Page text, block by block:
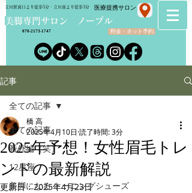
​美脚専門サロン ノーブル
立川駅南口より徒歩5分・立川南より徒歩3分
料金・ネット予約
070-2173-1747
​医療提携サロン
記事
全ての記事
番外編（笑）
12星座
美脚になる トーニングシューズ
全ての記事
2025年予想！女性眉毛トレ
ンドの最新解説
橋 高
2025年4月10日 読了時間: 3分
更新日：2025年4月23日